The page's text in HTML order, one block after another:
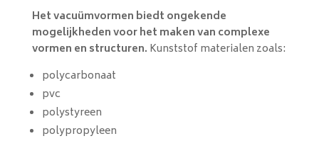
Het vacuümvormen biedt ongekende
mogelijkheden voor het maken van complexe
vormen en structuren. Kunststof materialen zoals:
polycarbonaat
pvc
polystyreen
polypropyleen